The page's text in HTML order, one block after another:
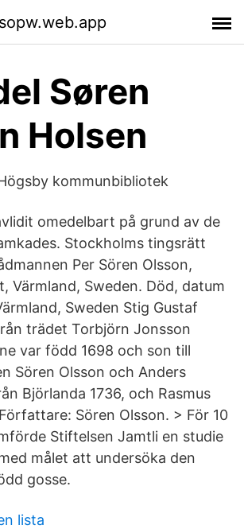
Søren
Holsen
kommunbibliotek
omedelbart på grund av de
Stockholms tingsrätt
Per Sören Olsson,
Värmland, Sweden. Död, datum
Sweden Stig Gustaf
trädet Torbjörn Jonsson
var född 1698 och son till
Sören Olsson och Anders
Björlanda 1736, och Rasmus
Sören Olsson. > För 10
Stiftelsen Jamtli en studie
målet att undersöka den
gosse.
lista